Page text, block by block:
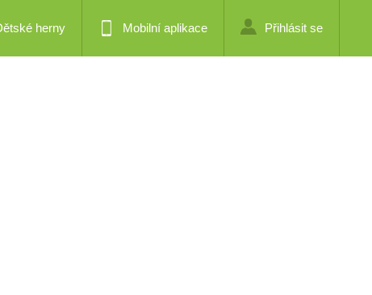
herny Mobilní aplikace Přihlásit se